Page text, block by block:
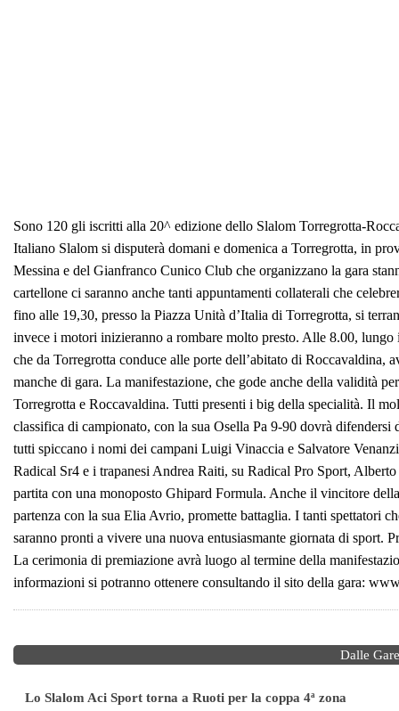
Sono 120 gli iscritti alla 20^ edizione dello Slalom Torregrotta-
Italiano Slalom si disputerà domani e domenica a Torregrotta, in
Messina e del Gianfranco Cunico Club che organizzano la gara
cartellone ci saranno anche tanti appuntamenti collaterali che
fino alle 19,30, presso la Piazza Unità d’Italia di Torregrotta, si
invece i motori inizieranno a rombare molto presto. Alle 8.00,
che da Torregrotta conduce alle porte dell’abitato di Roccavaldina,
manche di gara. La manifestazione, che gode anche della validità
Torregrotta e Roccavaldina. Tutti presenti i big della specialità. Il
classifica di campionato, con la sua Osella Pa 9-90 dovrà
tutti spiccano i nomi dei campani Luigi Vinaccia e Salvatore
Radical Sr4 e i trapanesi Andrea Raiti, su Radical Pro Sport,
partita con una monoposto Ghipard Formula. Anche il vincitore
partenza con la sua Elia Avrio, promette battaglia. I tanti spettatori
saranno pronti a vivere una nuova entusiasmante giornata di sport.
La cerimonia di premiazione avrà luogo al termine della
informazioni si potranno ottenere consultando il sito della gara:
Dalle Gare
Lo Slalom Aci Sport torna a Ruoti per la coppa 4ª zona